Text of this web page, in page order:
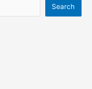
Search